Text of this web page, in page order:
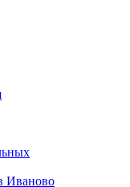
Иваново